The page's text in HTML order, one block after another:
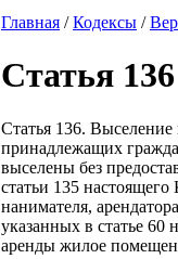
Главная /Кодексы /
Статья 136
Статья 136. Выселение
принадлежащих
выселены без
статьи 135
нанимателя,
указанных в статье 60
аренды жилое